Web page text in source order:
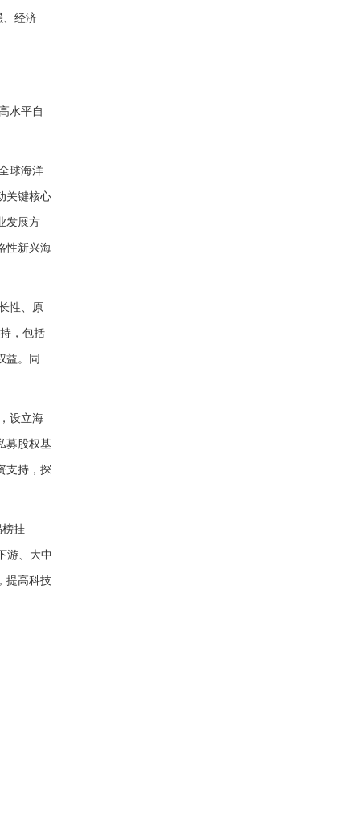
、经济
水平自
球海洋
关键核心
发展方
性新兴海
性、原
，包括
益。同
设立海
募股权基
支持，探
挂
游、大中
提高科技